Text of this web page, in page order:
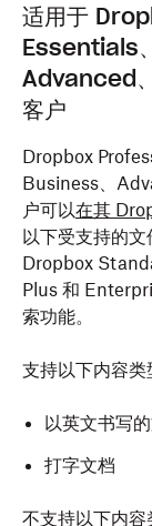
适用于
Essentials
Advanced
客户
Dropbox
Business、
户可以在其
以下受支持的文
Dropbox
Plus 和
索功能。
支持以下内容类
以英文书写
打字文档
不支持以下内容